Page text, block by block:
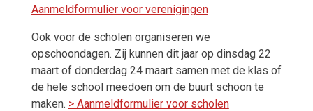
Aanmeldformulier voor verenigingen
Ook voor de scholen organiseren we
opschoondagen. Zij kunnen dit jaar op dinsdag 22
maart of donderdag 24 maart samen met de klas of
de hele school meedoen om de buurt schoon te
maken. > Aanmeldformulier voor scholen